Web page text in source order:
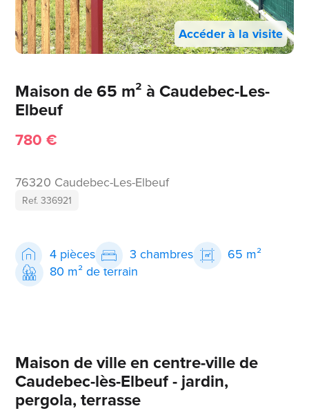
Accéder à la visite
Maison de 65 m² à Caudebec-Les-
Elbeuf
780 €
76320 Caudebec-Les-Elbeuf
Ref. 336921
4 pièces 3 chambres
65 m²
80 m² de terrain
Maison de ville en centre-ville de
Caudebec-lès-Elbeuf - jardin,
pergola, terrasse